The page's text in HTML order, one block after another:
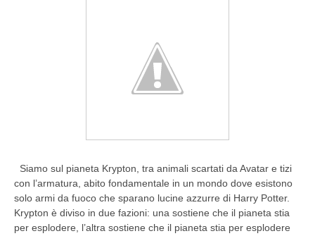
Siamo sul pianeta Krypton, tra animali scartati da Avatar e tizi
con l’armatura, abito fondamentale in un mondo dove esistono
solo armi da fuoco che sparano lucine azzurre di Harry Potter.
Krypton è diviso in due fazioni: una sostiene che il pianeta stia
per esplodere, l’altra sostiene che il pianeta stia per esplodere